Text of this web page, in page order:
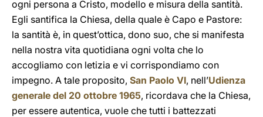
ogni persona a Cristo, modello e misura della santità.
Egli santifica la Chiesa, della quale è Capo e Pastore:
la santità è, in quest’ottica, dono suo, che si manifesta
nella nostra vita quotidiana ogni volta che lo
accogliamo con letizia e vi corrispondiamo con
impegno. A tale proposito, San Paolo VI, nell’Udienza
generale del 20 ottobre 1965, ricordava che la Chiesa,
per essere autentica, vuole che tutti i battezzati